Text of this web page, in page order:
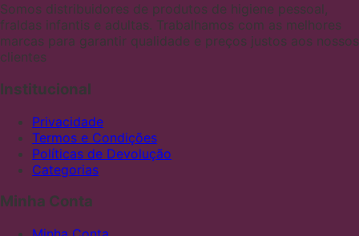
Somos distribuidores de produtos de higiene pessoal,
fraldas infantis e adultas. Trabalhamos com as melhores
marcas para garantir qualidade e preços justos aos nossos
clientes
Institucional
Privacidade
Termos e Condições
Políticas de Devolução
Categorias
Minha Conta